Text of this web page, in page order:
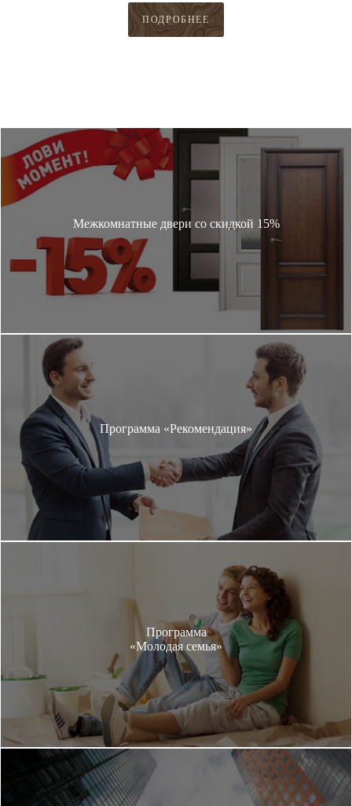
ПОДРОБНЕЕ
Межкомнатные двери со скидкой 15%
Программа «Рекомендация»
Программа
«Молодая семья»